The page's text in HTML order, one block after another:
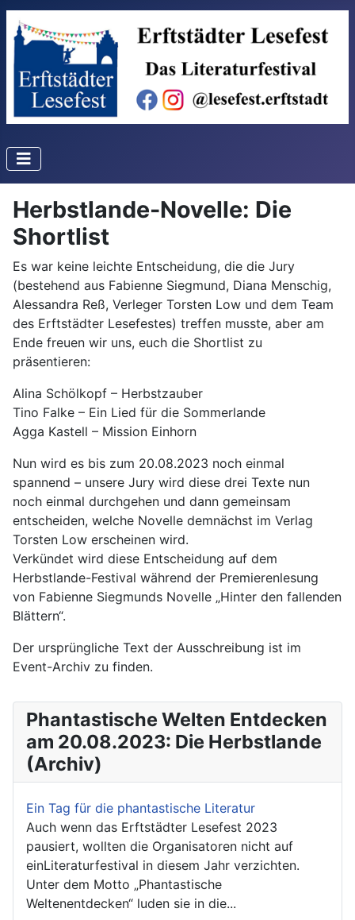
Herbstlande-Novelle: Die
Shortlist
Es war keine leichte Entscheidung, die die Jury
(bestehend aus Fabienne Siegmund, Diana Menschig,
Alessandra Reß, Verleger Torsten Low und dem Team
des Erftstädter Lesefestes) treffen musste, aber am
Ende freuen wir uns, euch die Shortlist zu
präsentieren:
Alina Schölkopf – Herbstzauber
Tino Falke – Ein Lied für die Sommerlande
Agga Kastell – Mission Einhorn
Nun wird es bis zum 20.08.2023 noch einmal
spannend – unsere Jury wird diese drei Texte nun
noch einmal durchgehen und dann gemeinsam
entscheiden, welche Novelle demnächst im Verlag
Torsten Low erscheinen wird.
Verkündet wird diese Entscheidung auf dem
Herbstlande-Festival während der Premierenlesung
von Fabienne Siegmunds Novelle „Hinter den fallenden
Blättern“.
Der ursprüngliche Text der Ausschreibung ist im
Event-Archiv zu finden.
Phantastische Welten Entdecken
am 20.08.2023: Die Herbstlande
(Archiv)
Ein Tag für die phantastische Literatur
Auch wenn das Erftstädter Lesefest 2023
pausiert, wollten die Organisatoren nicht auf
einLiteraturfestival in diesem Jahr verzichten.
Unter dem Motto „Phantastische
Weltenentdecken“ luden sie in die...